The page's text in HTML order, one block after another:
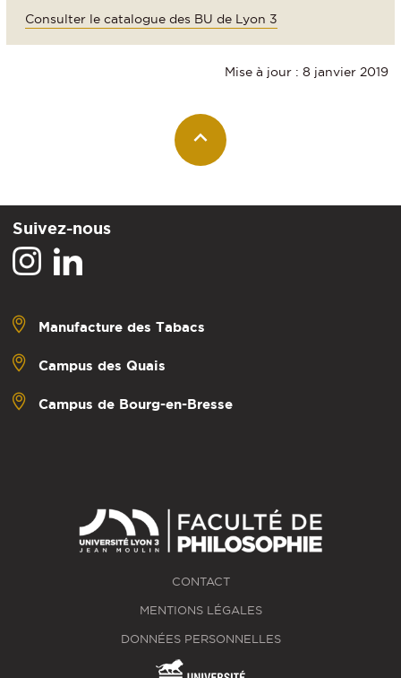
Consulter le catalogue des BU de Lyon 3
Mise à jour : 8 janvier 2019
Suivez-nous
Manufacture des Tabacs
Campus des Quais
Campus de Bourg-en-Bresse
CONTACT
MENTIONS LÉGALES
DONNÉES PERSONNELLES